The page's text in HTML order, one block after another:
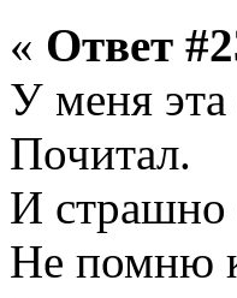
« Ответ
У меня эта
Почитал.
И страшно
Не помню